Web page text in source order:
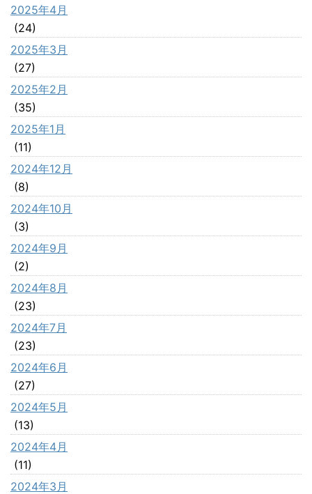
2025年4月
(24)
2025年3月
(27)
2025年2月
(35)
2025年1月
(11)
2024年12月
(8)
2024年10月
(3)
2024年9月
(2)
2024年8月
(23)
2024年7月
(23)
2024年6月
(27)
2024年5月
(13)
2024年4月
(11)
2024年3月